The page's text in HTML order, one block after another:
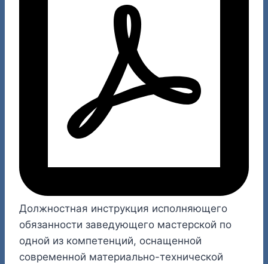
Должностная инструкция исполняющего
обязанности заведующего мастерской по
одной из компетенций, оснащенной
современной материально-технической